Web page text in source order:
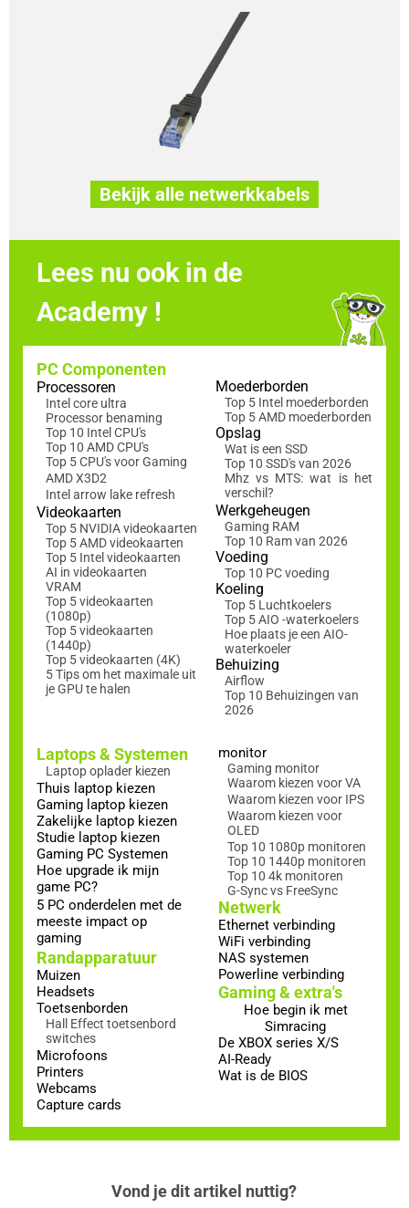
Bekijk alle netwerkkabels
Lees nu ook in de
Academy !
PC Componenten
Processoren
Intel core ultra
Processor benaming
Top 10 Intel CPU's
Top 10 AMD CPU's
Top 5 CPU's voor Gaming
AMD X3D2
Intel arrow lake refresh
Videokaarten
Top 5 NVIDIA videokaarten
Top 5 AMD videokaarten
Top 5 Intel videokaarten
AI in videokaarten
VRAM
Top 5 videokaarten
(1080p)
Top 5 videokaarten
(1440p)
Top 5 videokaarten (4K)
5 Tips om het maximale uit
je GPU te halen
Moederborden
Top 5 Intel moederborden
Top 5 AMD moederborden
Opslag
Wat is een SSD
Top 10 SSD's van 2026
Mhz vs MTS: wat is het
verschil?
Werkgeheugen
Gaming RAM
Top 10 Ram van 2026
Voeding
Top 10 PC voeding
Koeling
Top 5 Luchtkoelers
Top 5 AIO -waterkoelers
Hoe plaats je een AIO-
waterkoeler
Behuizing
Airflow
Top 10 Behuizingen van
2026
Laptops & Systemen
Laptop oplader kiezen
Thuis laptop kiezen
Gaming laptop kiezen
Zakelijke laptop kiezen
Studie laptop kiezen
Gaming PC Systemen
Hoe upgrade ik mijn
game PC?
5 PC onderdelen met de
meeste impact op
gaming
Randapparatuur
Muizen
Headsets
Toetsenborden
Hall Effect toetsenbord
switches
Microfoons
Printers
Webcams
Capture cards
monitor
Gaming monitor
Waarom kiezen voor VA
Waarom kiezen voor IPS
Waarom kiezen voor
OLED
Top 10 1080p monitoren
Top 10 1440p monitoren
Top 10 4k monitoren
G-Sync vs FreeSync
Netwerk
Ethernet verbinding
WiFi verbinding
NAS systemen
Powerline verbinding
Gaming & extra's
Hoe begin ik met
Simracing
De XBOX series X/S
AI-Ready
Wat is de BIOS
Vond je dit artikel nuttig?